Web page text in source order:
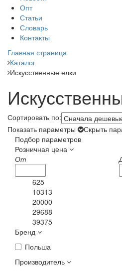
Опт
Статьи
Словарь
Контакты
Главная страница
Каталог
Искусственные елки
Сортировать по:
Показать параметры
Скрыть
Подбор параметров
Розничная цена
От
625
10313
20000
29688
39375
Бренд
Польша
Производитель